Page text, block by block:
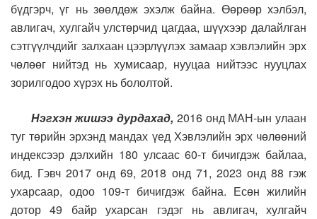
бүдгэрч, үг нь зөөлдөж эхэлж байна. Өөрөөр хэлбэл,
авлигач, хулгайч улстөрчид цагдаа, шүүхээр далайлган
сэтгүүлчдийг залхаан цээрлүүлэх замаар хэвлэлийн эрх
чөлөөг нийтэд нь хумисаар, нууцаа нийтээс нууцлах
зорилгодоо хүрэх нь бололтой.
Нэгхэн жишээ дурдахад, 2016 онд МАН-ын улаан
туг төрийн эрхэнд мандах үед Хэвлэлийн эрх чөлөөний
индексээр дэлхийн 180 улсаас 60-т бичигдэж байлаа,
бид. Гэвч 2017 онд 69, 2018 онд 71, 2023 онд 88 гэж
ухарсаар, одоо 109-т бичигдэж байна. Есөн жилийн
дотор 49 байр ухарсан гэдэг нь авлигач, хулгайч